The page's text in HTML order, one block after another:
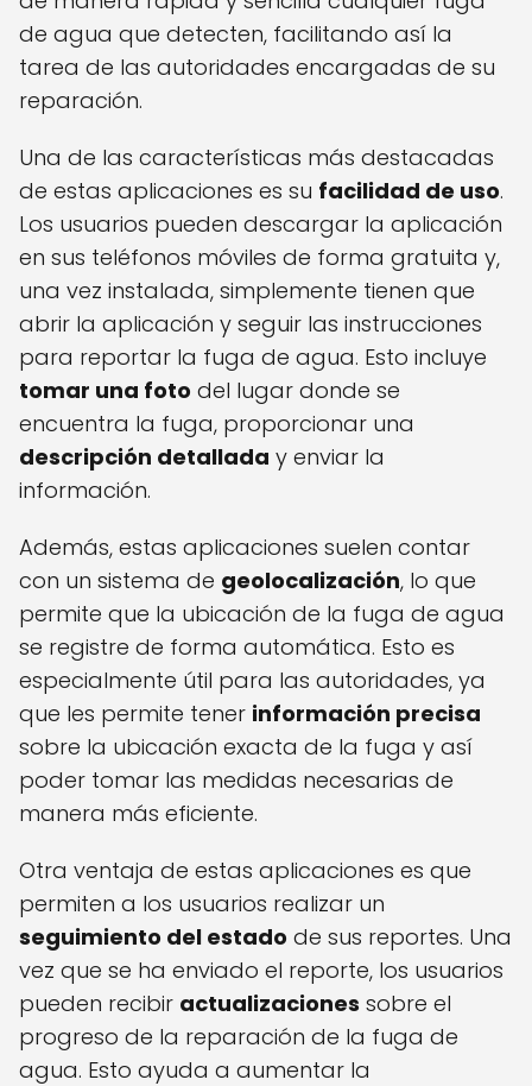
de agua que detecten, facilitando así la
tarea de las autoridades encargadas de su
reparación.
Una de las características más destacadas
de estas aplicaciones es su facilidad de uso.
Los usuarios pueden descargar la aplicación
en sus teléfonos móviles de forma gratuita y,
una vez instalada, simplemente tienen que
abrir la aplicación y seguir las instrucciones
para reportar la fuga de agua. Esto incluye
tomar una foto del lugar donde se
encuentra la fuga, proporcionar una
descripción detallada y enviar la
información.
Además, estas aplicaciones suelen contar
con un sistema de geolocalización, lo que
permite que la ubicación de la fuga de agua
se registre de forma automática. Esto es
especialmente útil para las autoridades, ya
que les permite tener información precisa
sobre la ubicación exacta de la fuga y así
poder tomar las medidas necesarias de
manera más eficiente.
Otra ventaja de estas aplicaciones es que
permiten a los usuarios realizar un
seguimiento del estado de sus reportes. Una
vez que se ha enviado el reporte, los usuarios
pueden recibir actualizaciones sobre el
progreso de la reparación de la fuga de
agua. Esto ayuda a aumentar la